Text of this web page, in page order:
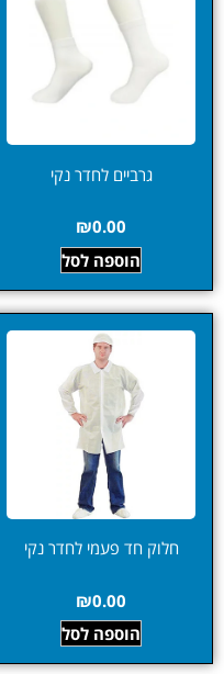
גרביים לחדר נקי
₪0.00
הוספה לסל
חלוק חד פעמי לחדר נקי
₪0.00
הוספה לסל